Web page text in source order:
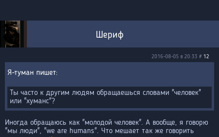
Шериф
2016-08-05 в 20:33 # 12
Я-туман
Ты часто к другим людям обращаешься словами "человек"
или "хуманс"?
Иногда обращаюсь как "молодой человек". А вообще, я говорю
"мы люди", "we are humans". Что мешает так же говорить